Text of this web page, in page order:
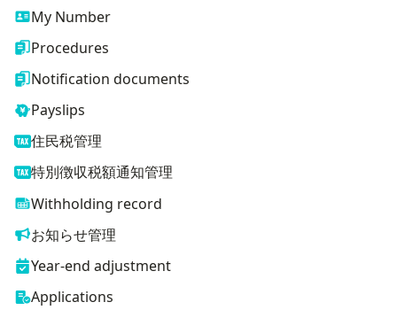
My Number
Procedures
Notification documents
Payslips
住民税管理
特別徴収税額通知管理
Withholding record
お知らせ管理
Year-end adjustment
Applications